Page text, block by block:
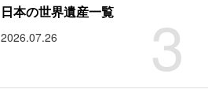
3
日本の世界遺産一覧
2026.07.26